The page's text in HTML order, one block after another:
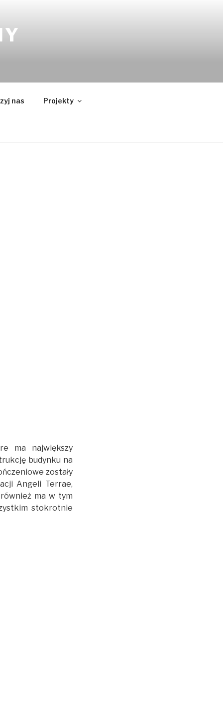
nas Projekty
ma największy
budynku na
zostały
Angeli Terrae,
ma w tym
stokrotnie